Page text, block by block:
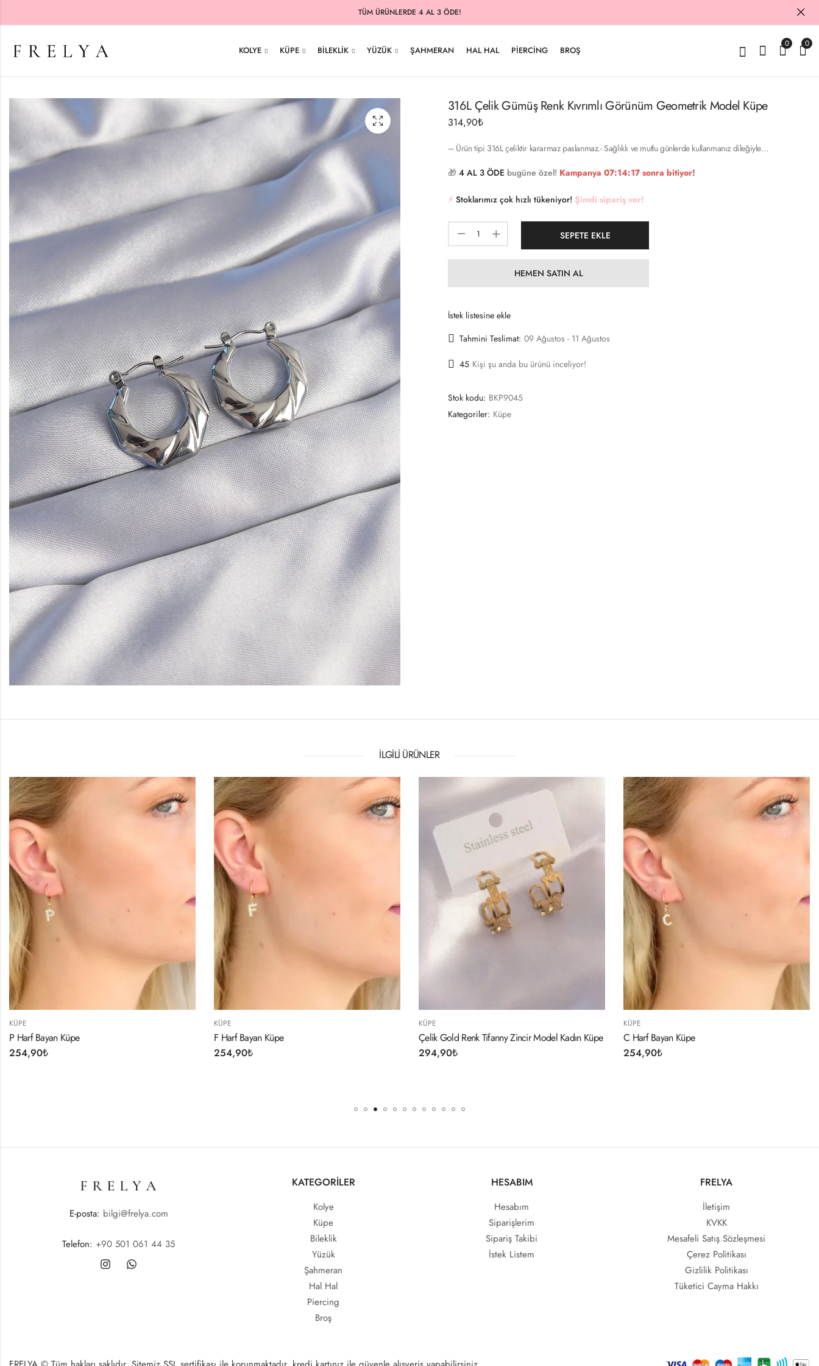
TÜM ÜRÜNLERDE 4 AL 3 ÖDE!
KOLYE KÜPE BILEKLIK YÜZÜK ŞAHMERAN HAL HAL PIERCING BROŞ
0 0
316L Çelik Gümüş Renk Kıvrımlı Görünüm Geometrik Model Küpe
314,90₺
– Ürün tipi 316L çeliktir kararmaz paslanmaz.- Sağlıklı ve mutlu günlerde kullanmanız dileğiyle…
🎁 4 AL 3 ÖDE bugüne özel! Kampanya 07:14:16sonra bitiyor!
⚡️ Stoklarımız çok hızlı tükeniyor! Şimdi sipariş ver!
SEPETE EKLE
HEMEN SATIN AL
İstek listesine ekle
Tahmini Teslimat: 09 Ağustos - 11 Ağustos
45 Kişi şu anda bu ürünü inceliyor!
Stok kodu: BKP9045
Kategoriler: Küpe
İLGILI ÜRÜNLER
F Harf Bayan Küpe
Çelik Gold Renk Tifanny Zincir Model Kadın Küpe
C Harf Bayan Küpe
Gold Renk Zirkon Taşlı Kalp Model
E-posta: bilgi@frelya.com
Telefon: +90 501 061 44 35
KATEGORİLER
Kolye
Küpe
Bileklik
Yüzük
Şahmeran
Hal Hal
Piercing
Broş
HESABIM
Hesabım
Siparişlerim
Sipariş Takibi
İstek Listem
FRELYA
İletişim
KVKK
Mesafeli Satış Sözleşmesi
Çerez Politikası
Gizlilik Politikası
Tüketici Cayma Hakkı